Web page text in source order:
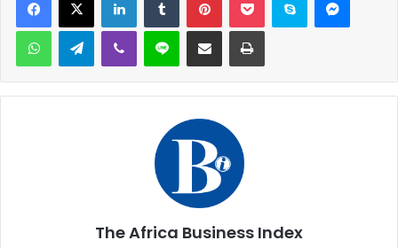
WhatsAppTelegramViber Ligne Partager par email Imprimer
The Africa Business Index